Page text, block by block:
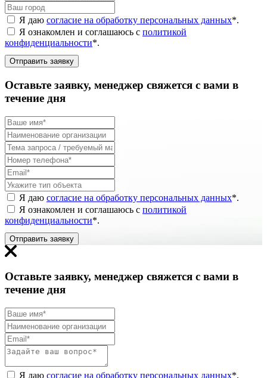
Я даю согласие на обработку персональных данных*.
Я ознакомлен и соглашаюсь с политикой
конфиденциальности*.
Отправить заявку
Оставьте заявку, менеджер свяжется с вами в
течение дня
Я даю согласие на обработку персональных данных*.
Я ознакомлен и соглашаюсь с политикой
конфиденциальности*.
Отправить заявку
Оставьте заявку, менеджер свяжется с вами в
течение дня
Я даю согласие на обработку персональных данных*.